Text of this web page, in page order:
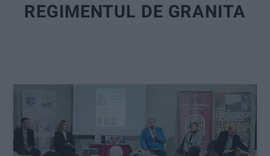
o
REGIMENTUL DE GRANITA